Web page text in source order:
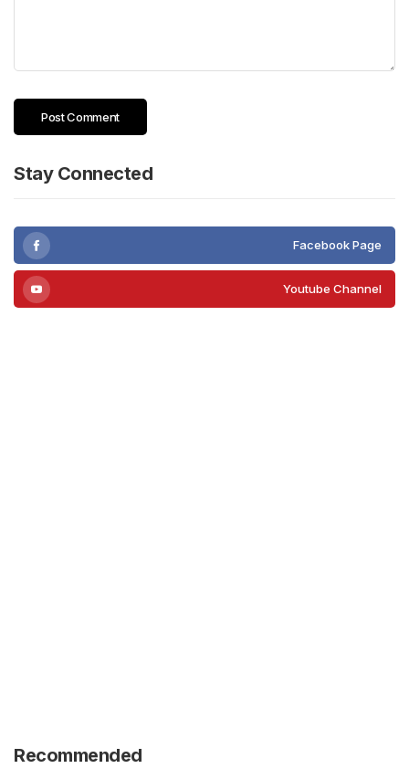
Stay Connected
Facebook Page
Youtube Channel
Recommended